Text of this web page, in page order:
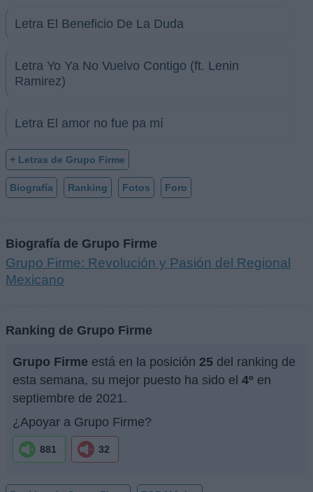
Letra El Beneficio De La Duda
Letra Yo Ya No Vuelvo Contigo (ft. Lenin
Ramirez)
Letra El amor no fue pa mí
+ Letras de Grupo Firme
Biografía Ranking Fotos Foro
Biografía de Grupo Firme
Grupo Firme: Revolución y Pasión del Regional
Mexicano
Ranking de Grupo Firme
Grupo Firme está en la posición 25 del ranking de
esta semana, su mejor puesto ha sido el 4º en
septiembre de 2021.
¿Apoyar a Grupo Firme?
881 32